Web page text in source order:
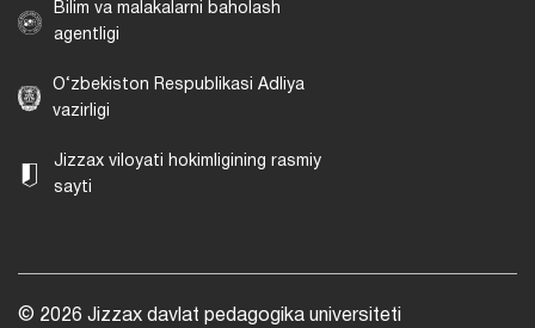
Bilim va malakalarni baholash
agentligi
O‘zbekiston Respublikasi Adliya
vazirligi
Jizzax viloyati hokimligining rasmiy
sayti
© 2026 Jizzax davlat pedagogika universiteti